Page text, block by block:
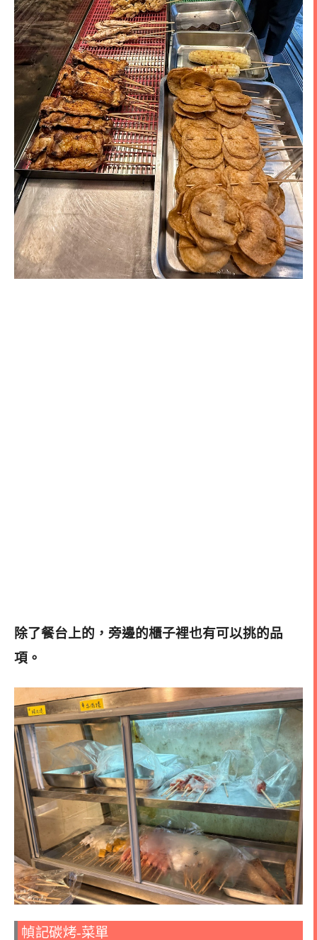
除了餐台上的，旁邊的櫃子裡也有可以挑的品
項。
幀記碳烤-菜單